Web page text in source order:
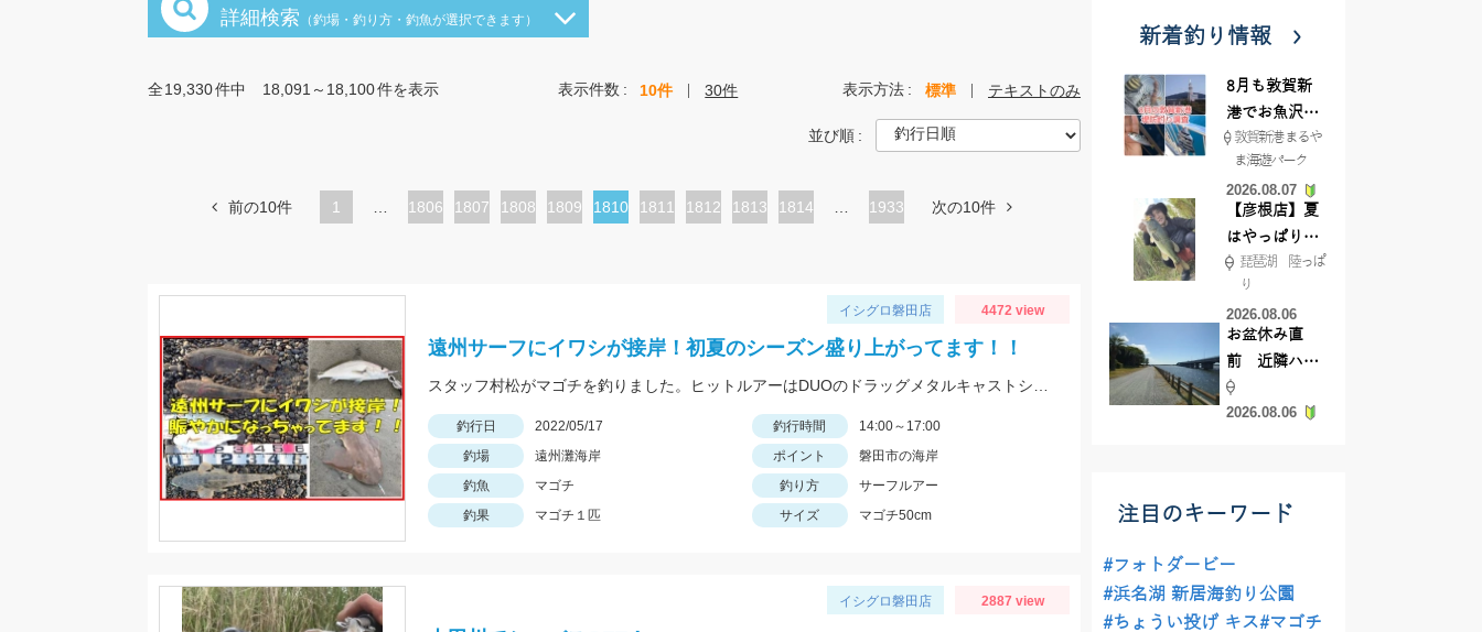
詳細検索 （釣場・釣り方・釣魚が選択できます）
全19,330件中 18,091～18,100件を表示 表示件数 10件 30件 表示方法 標準 テキストのみ
並び順
前の10件 1
ペ
1806
ペ
1807
ペ
1808
ペ
1809
カ
ペ
1810
ペ
1811
ペ
1812
ペ
1813
ペ
1814 1933 次の10件
イシグロ磐田店 4472 view
遠州サーフにイワシが接岸！初夏のシーズン盛り上がってます！！
釣行日 2022/05/17 釣行時間
14:00～17:00
釣場
遠州灘海岸 ポイント
磐田市の海岸
釣魚
マゴチ 釣り方
サーフルアー
釣果
マゴチ１匹 サイズ マゴチ50cm
イシグロ磐田店 2887 view
新着釣り情報
8月も敦賀新
港でお魚沢山
♪ イシグロ彦
根店
敦賀新港 まるや
ま海遊パーク
2026.08.07
【彦根店】夏
はやっぱりカ
バー撃ち
【45cmキャ
ッチ】
琵琶湖 陸っぱ
り
2026.08.06
お盆休み直
前 近隣ハゼ
釣り場調査し
てきました
2026.08.06
注目のキーワード
#フォトダービー
#浜名湖 新居海釣り公園
#ちょうい投げ キス#マゴチ